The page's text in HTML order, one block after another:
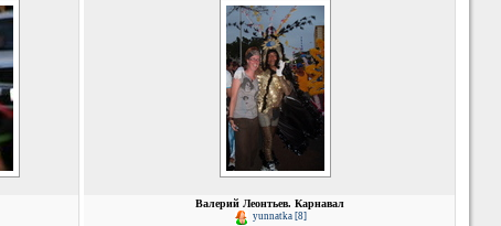
Валерий Леонтьев. Карнавал
yunnatka [8]